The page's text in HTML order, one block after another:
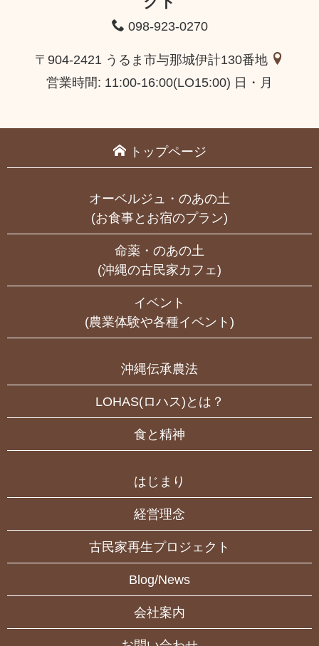
098-923-0270
〒904-2421 うるま市与那城伊計130番地
営業時間: 11:00-16:00(LO15:00) 日・月
トップページ
オーベルジュ・のあの土
(お食事とお宿のプラン)
命薬・のあの土
(沖縄の古民家カフェ)
イベント
(農業体験や各種イベント)
沖縄伝承農法
LOHAS(ロハス)とは？
食と精神
はじまり
経営理念
古民家再生プロジェクト
Blog/News
会社案内